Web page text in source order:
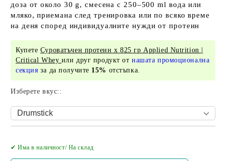
доза от около 30 g, смесена с 250–500 ml вода или
мляко, приемана след тренировка или по всяко време
на деня според индивидуалните нужди от протеин
Купете Суроватъчен протеин х 825 гр Applied Nutrition |
Critical Whey или друг продукт отнашата промоционална
секция за да получите 15% отстъпка.
Изберете вкус::
✔ Има в наличност/ На склад